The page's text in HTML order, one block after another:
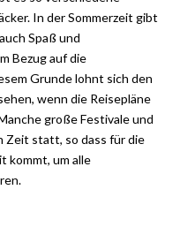
In der Sommerzeit gibt
Spaß und
Bezug auf die
Grunde lohnt sich den
wenn die Reisepläne
große Festivale und
Zeit statt, so dass für die
kommt, um alle